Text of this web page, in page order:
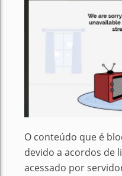
O conteúdo que é
devido a acordos de
acessado por